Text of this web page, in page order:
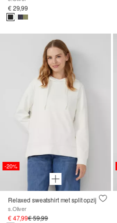
€ 29,99
-20%
Relaxed sweatshirt met split opzij
s.Oliver
€ 47,99€ 59,99